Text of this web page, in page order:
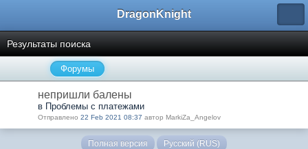
DragonKnight
Результаты поиска
Форумы
непришли балены
в Проблемы с платежами
Отправлено 22 Feb 2021 08:37 автор MarkiZa_Angelov
Полная версия Русский (RUS)